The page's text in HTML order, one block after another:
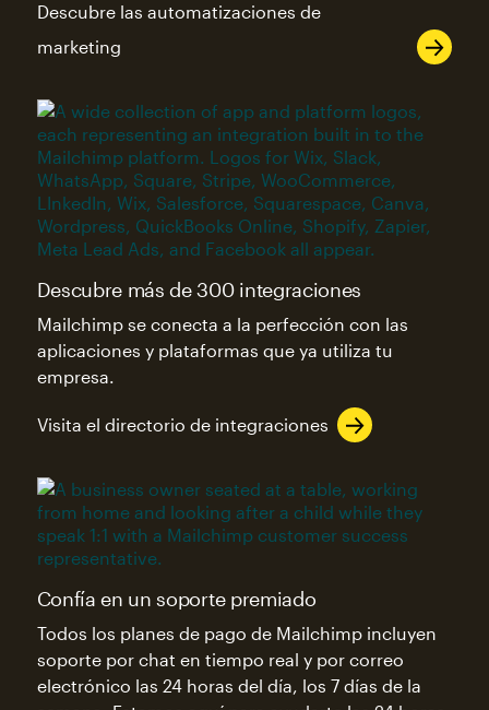
Descubre las automatizaciones de
marketing
Descubre más de 300 integraciones
Mailchimp se conecta a la perfección con las
aplicaciones y plataformas que ya utiliza tu
empresa.
Visita el directorio de integraciones
Confía en un soporte premiado
Todos los planes de pago de Mailchimp incluyen
soporte por chat en tiempo real y por correo
electrónico las 24 horas del día, los 7 días de la